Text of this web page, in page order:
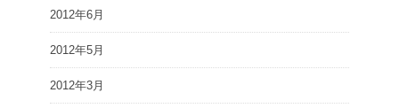
2012年6月
2012年5月
2012年3月